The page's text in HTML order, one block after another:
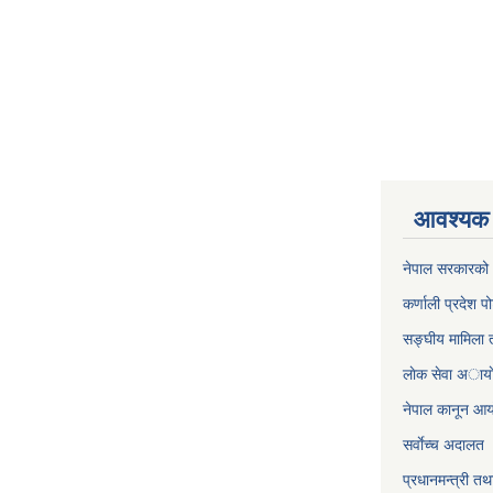
आवश्यक
नेपाल सरकारको
कर्णाली प्रदेश
सङ्घीय मामिला
लाेक सेवा
नेपाल कानून
सर्वाेच्च अदालत
प्रधानमन्त्री